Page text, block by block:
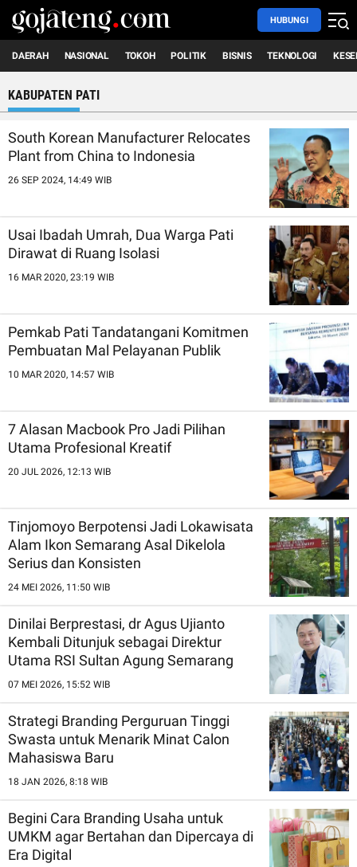
HUBUNGI
DAERAH NASIONAL TOKOH POLITIK BISNIS TEKNOLOGI
KABUPATEN PATI
South Korean Manufacturer Relocates
Plant from China to Indonesia
26 SEP 2024, 14:49 WIB
Usai Ibadah Umrah, Dua Warga Pati
Dirawat di Ruang Isolasi
16 MAR 2020, 23:19 WIB
Pemkab Pati Tandatangani Komitmen
Pembuatan Mal Pelayanan Publik
10 MAR 2020, 14:57 WIB
7 Alasan Macbook Pro Jadi Pilihan
Utama Profesional Kreatif
20 JUL 2026, 12:13 WIB
Tinjomoyo Berpotensi Jadi Lokawisata
Alam Ikon Semarang Asal Dikelola
Serius dan Konsisten
24 MEI 2026, 11:50 WIB
Dinilai Berprestasi, dr Agus Ujianto
Kembali Ditunjuk sebagai Direktur
Utama RSI Sultan Agung Semarang
07 MEI 2026, 15:52 WIB
Strategi Branding Perguruan Tinggi
Swasta untuk Menarik Minat Calon
Mahasiswa Baru
18 JAN 2026, 8:18 WIB
Begini Cara Branding Usaha untuk
UMKM agar Bertahan dan Dipercaya di
Era Digital